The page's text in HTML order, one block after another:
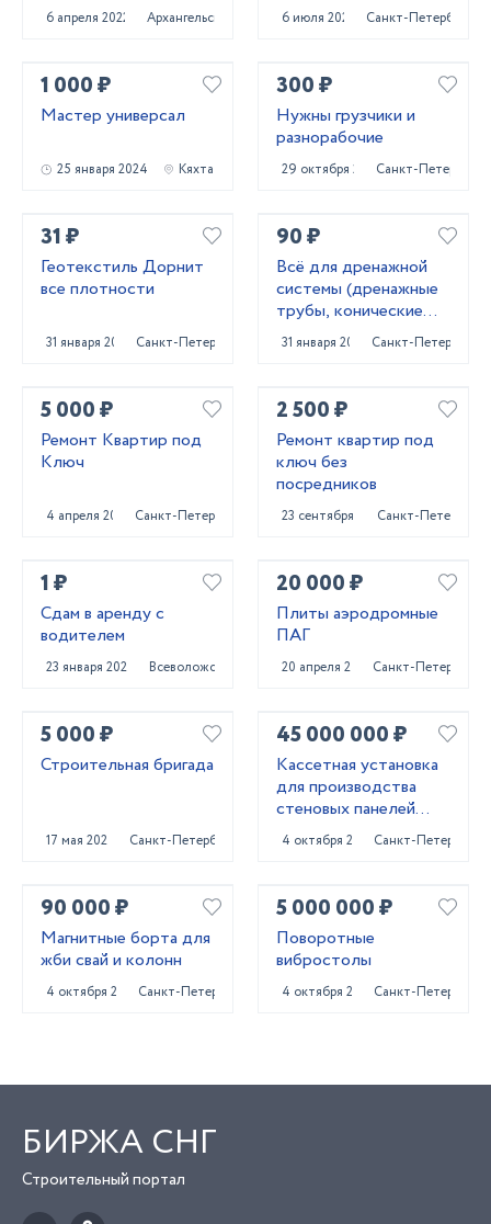
6 апреля 2022 Архангельск 6 июля 2023 Санкт-Петербург
1 000 ₽
Мастер универсал
25 января 2024 Кяхта
300 ₽
Нужны грузчики и
разнорабочие
29 октября 2023Санкт-Петербург
31 ₽
Геотекстиль Дорнит
все плотности
31 января 2024 Санкт-Петербург
90 ₽
Всё для дренажной
системы (дренажные
трубы, конические
колодцы,трубы под
заезд)
31 января 2024 Санкт-Петербург
5 000 ₽
Ремонт Квартир под
Ключ
4 апреля 2022 Санкт-Петербург
2 500 ₽
Ремонт квартир под
ключ без
посредников
23 сентября 2022Санкт-Петербург
1 ₽
Сдам в аренду с
водителем
23 января 2024 Всеволожск
20 000 ₽
Плиты аэродромные
ПАГ
20 апреля 2023 Санкт-Петербург
5 000 ₽
Строительная бригада
17 мая 2024 Санкт-Петербург
45 000 000 ₽
Кассетная установка
для производства
стеновых панелей
ЖБИ
4 октября 2024Санкт-Петербург
90 000 ₽
Магнитные борта для
жби свай и колонн
4 октября 2024Санкт-Петербург
5 000 000 ₽
Поворотные
вибростолы
4 октября 2024Санкт-Петербург
БИРЖА СНГ
Строительный портал